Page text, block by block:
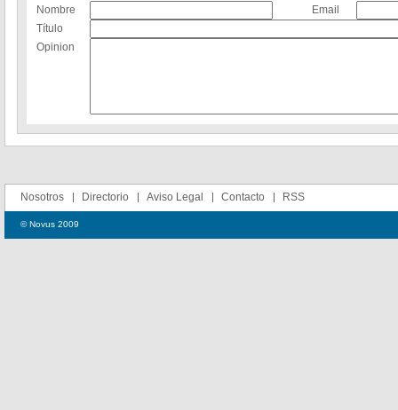
Nombre
Email
Título
Opinion
Nosotros Directorio Aviso Legal Contacto RSS
© Novus 2009